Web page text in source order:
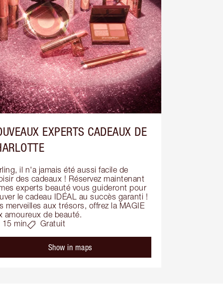
EXPERTS CADEAUX DE
il n'a jamais été aussi facile de
des cadeaux ! Réservez maintenant
experts beauté vous guideront pour
le cadeau IDÉAL au succès garanti !
merveilles aux trésors, offrez la MAGIE
amoureux de beauté.
15 min
Gratuit
Show in maps